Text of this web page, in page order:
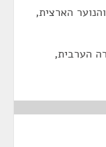
הארצית,
הערבית,